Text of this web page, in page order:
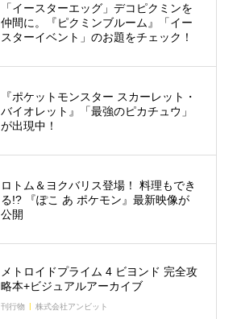
「イースターエッグ」デコピクミンを
仲間に。『ピクミンブルーム』「イー
スターイベント」のお題をチェック！
『ポケットモンスター スカーレット・
バイオレット』「最強のピカチュウ」
が出現中！
ロトム＆ヨクバリス登場！ 料理もでき
る!? 『ぽこ あ ポケモン』最新映像が
公開
メトロイドプライム 4 ビヨンド 完全攻
略本+ビジュアルアーカイブ
刊行物 株式会社アンビット